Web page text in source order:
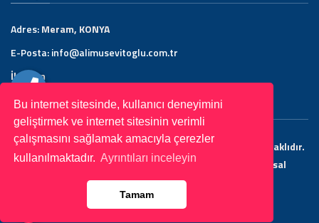
Bu internet sitesinde, kullanıcı deneyimini
geliştirmek ve internet sitesinin verimli
çalışmasını sağlamak amacıyla çerezler
kullanılmaktadır. Ayrıntıları inceleyin
Tamam
Adres:Meram, KONYA
E-Posta:info@alimusevitoglu.com.tr
İletişim
Uzm. Dr. Ali Müsevitoğlu Copyright © 2022. Her Hakkı Saklıdır.
kopyalanması, çoğaltılması ve dağıtılması halinde yasal
haklarımız işletilecektir.
Tasarım ve Yazılım:Tema Web Tasarım